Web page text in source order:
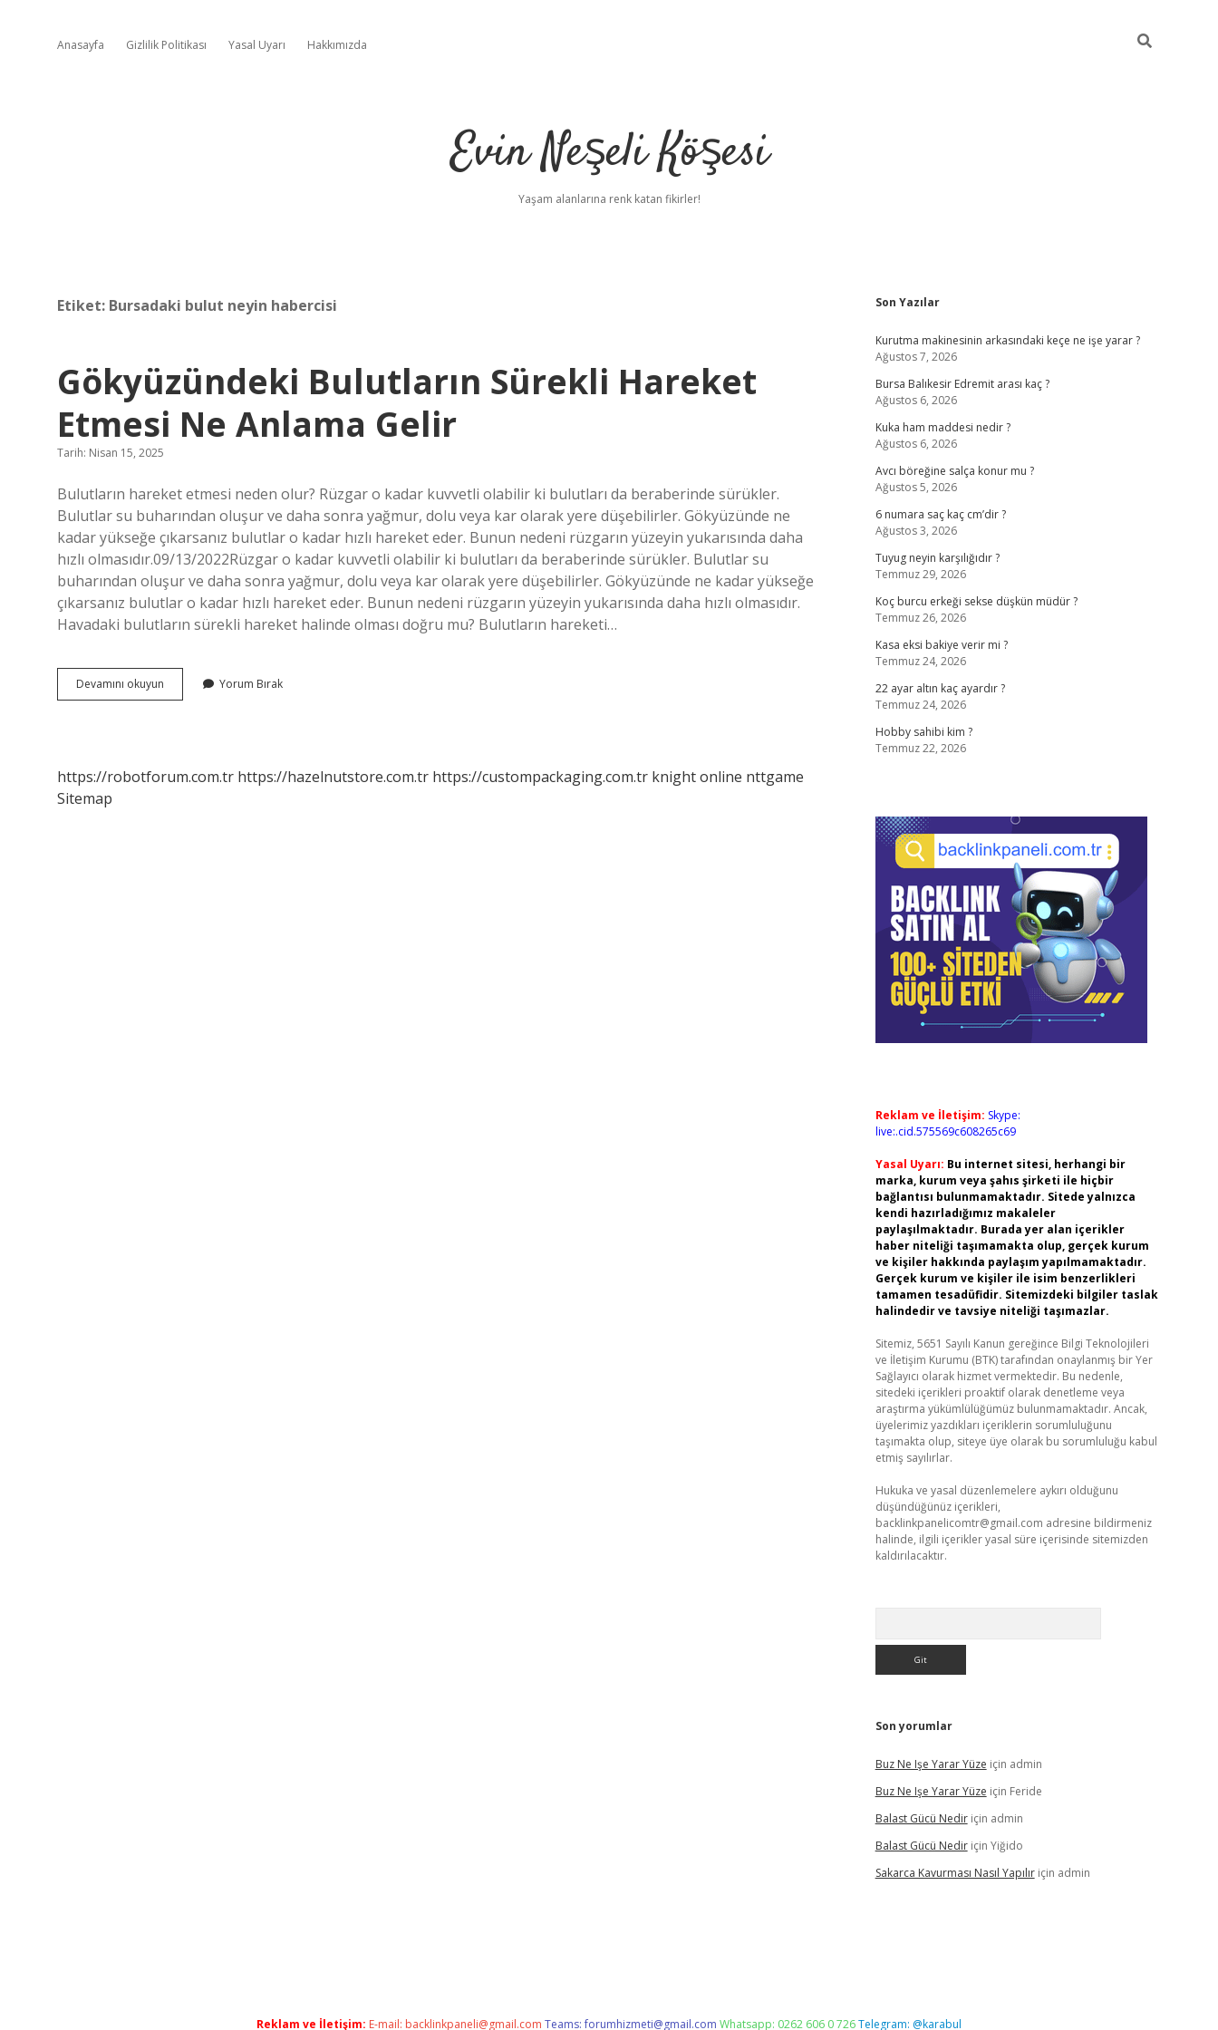
Anasayfa Gizlilik Politikası Yasal Uyarı Hakkımızda
Evin Neşeli Köşesi
Yaşam alanlarına renk katan fikirler!
Etiket: Bursadaki bulut neyin habercisi
Gökyüzündeki Bulutların Sürekli Hareket
Etmesi Ne Anlama Gelir
Tarih: Nisan 15, 2025
Bulutların hareket etmesi neden olur? Rüzgar o kadar kuvvetli olabilir ki bulutları da beraberinde sürükler.
Bulutlar su buharından oluşur ve daha sonra yağmur, dolu veya kar olarak yere düşebilirler. Gökyüzünde ne
kadar yükseğe çıkarsanız bulutlar o kadar hızlı hareket eder. Bunun nedeni rüzgarın yüzeyin yukarısında daha
hızlı olmasıdır.09/13/2022Rüzgar o kadar kuvvetli olabilir ki bulutları da beraberinde sürükler. Bulutlar su
buharından oluşur ve daha sonra yağmur, dolu veya kar olarak yere düşebilirler. Gökyüzünde ne kadar yükseğe
çıkarsanız bulutlar o kadar hızlı hareket eder. Bunun nedeni rüzgarın yüzeyin yukarısında daha hızlı olmasıdır.
Havadaki bulutların sürekli hareket halinde olması doğru mu? Bulutların hareketi…
Devamını okuyun Gökyüzündeki
Bulutların
Anlama
Yorum Bırak
https://robotforum.com.tr https://hazelnutstore.com.tr https://custompackaging.com.tr knight online nttgame
Sitemap
Sidebar
Son Yazılar
Kurutma makinesinin arkasındaki keçe ne işe yarar ?
Ağustos 7, 2026
Bursa Balıkesir Edremit arası kaç ?
Ağustos 6, 2026
Kuka ham maddesi nedir ?
Ağustos 6, 2026
Avcı böreğine salça konur mu ?
Ağustos 5, 2026
6 numara saç kaç cm’dir ?
Ağustos 3, 2026
Tuyug neyin karşılığıdır ?
Temmuz 29, 2026
Koç burcu erkeği sekse düşkün müdür ?
Temmuz 26, 2026
Kasa eksi bakiye verir mi ?
Temmuz 24, 2026
22 ayar altın kaç ayardır ?
Temmuz 24, 2026
Hobby sahibi kim ?
Temmuz 22, 2026
Reklam ve İletişim: Skype:
live:.cid.575569c608265c69
Yasal Uyarı: Bu internet sitesi, herhangi bir
marka, kurum veya şahıs şirketi ile hiçbir
bağlantısı bulunmamaktadır. Sitede yalnızca
kendi hazırladığımız makaleler
paylaşılmaktadır. Burada yer alan içerikler
haber niteliği taşımamakta olup, gerçek kurum
ve kişiler hakkında paylaşım yapılmamaktadır.
Gerçek kurum ve kişiler ile isim benzerlikleri
tamamen tesadüfidir. Sitemizdeki bilgiler taslak
halindedir ve tavsiye niteliği taşımazlar.
Sitemiz, 5651 Sayılı Kanun gereğince Bilgi Teknolojileri
ve İletişim Kurumu (BTK) tarafından onaylanmış bir Yer
Sağlayıcı olarak hizmet vermektedir. Bu nedenle,
sitedeki içerikleri proaktif olarak denetleme veya
araştırma yükümlülüğümüz bulunmamaktadır. Ancak,
üyelerimiz yazdıkları içeriklerin sorumluluğunu
taşımakta olup, siteye üye olarak bu sorumluluğu kabul
etmiş sayılırlar.
Hukuka ve yasal düzenlemelere aykırı olduğunu
düşündüğünüz içerikleri,
backlinkpanelicomtr@gmail.com adresine bildirmeniz
halinde, ilgili içerikler yasal süre içerisinde sitemizden
kaldırılacaktır.
Son yorumlar
Buz Ne Işe Yarar Yüze için admin
Buz Ne Işe Yarar Yüze için Feride
Balast Gücü Nediriçin admin
Balast Gücü Nediriçin Yiğido
Sakarca Kavurması Nasıl Yapılıriçin admin
Reklam ve İletişim: E-mail: backlinkpaneli@gmail.com Teams:forumhizmeti@gmail.com Whatsapp: 0262 606 0 726Telegram: @karabul